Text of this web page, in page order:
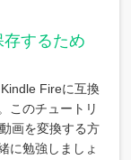
するため
Fireに互換
このチュートリ
画を変換する方
に勉強しましょ